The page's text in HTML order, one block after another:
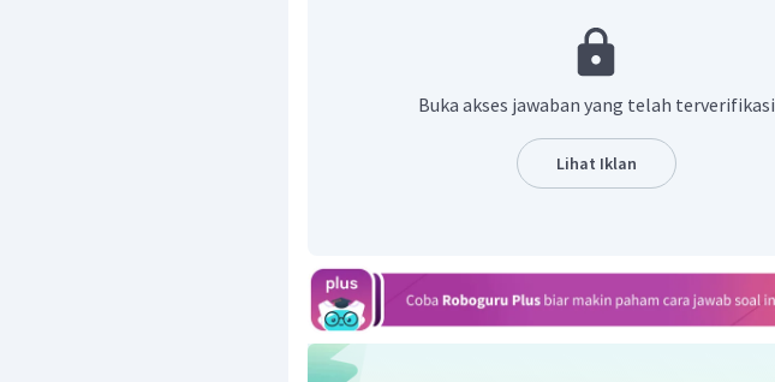
7
22 ×
7 ×
Buka akses jawaban yang telah terverifikasi
Lihat Iklan